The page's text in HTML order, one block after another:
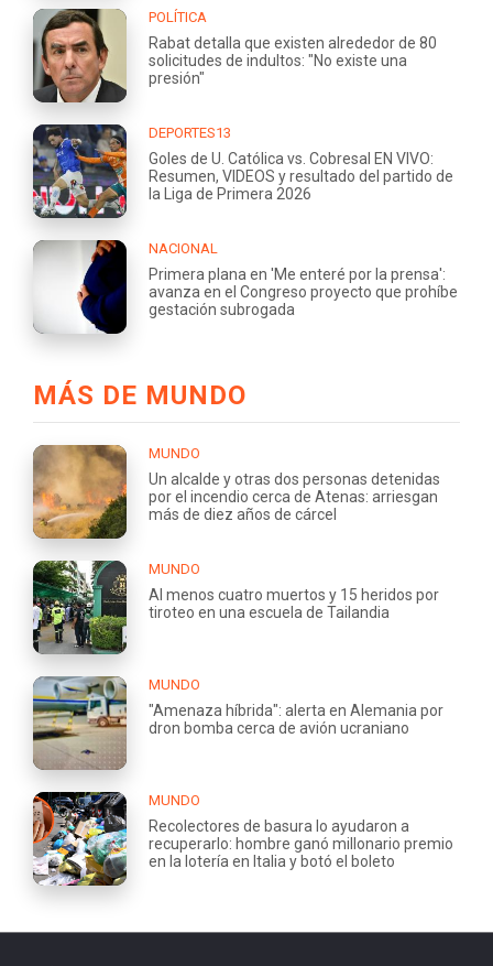
POLÍTICA
Rabat detalla que existen alrededor de 80
solicitudes de indultos: "No existe una
presión"
DEPORTES13
Goles de U. Católica vs. Cobresal EN VIVO:
Resumen, VIDEOS y resultado del partido de
la Liga de Primera 2026
NACIONAL
Primera plana en 'Me enteré por la prensa':
avanza en el Congreso proyecto que prohíbe
gestación subrogada
MÁS DE MUNDO
MUNDO
Un alcalde y otras dos personas detenidas
por el incendio cerca de Atenas: arriesgan
más de diez años de cárcel
MUNDO
Al menos cuatro muertos y 15 heridos por
tiroteo en una escuela de Tailandia
MUNDO
"Amenaza híbrida": alerta en Alemania por
dron bomba cerca de avión ucraniano
MUNDO
Recolectores de basura lo ayudaron a
recuperarlo: hombre ganó millonario premio
en la lotería en Italia y botó el boleto